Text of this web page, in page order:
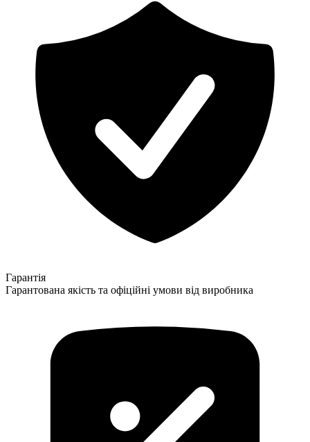
Гарантія
Гарантована якість та офіційні умови від виробника